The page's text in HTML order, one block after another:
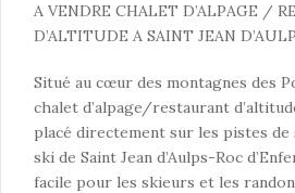
A VENDRE CHALET D’ALPAGE /
D’ALTITUDE A SAINT JEAN
Situé au cœur des montagnes des
chalet d’alpage/restaurant
placé directement sur les pistes de
ski de Saint Jean d’Aulps-Roc
facile pour les skieurs et les